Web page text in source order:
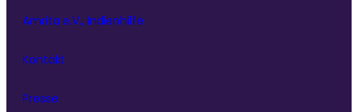
Amrita e.V., Indienhilfe
Kontakt
Presse